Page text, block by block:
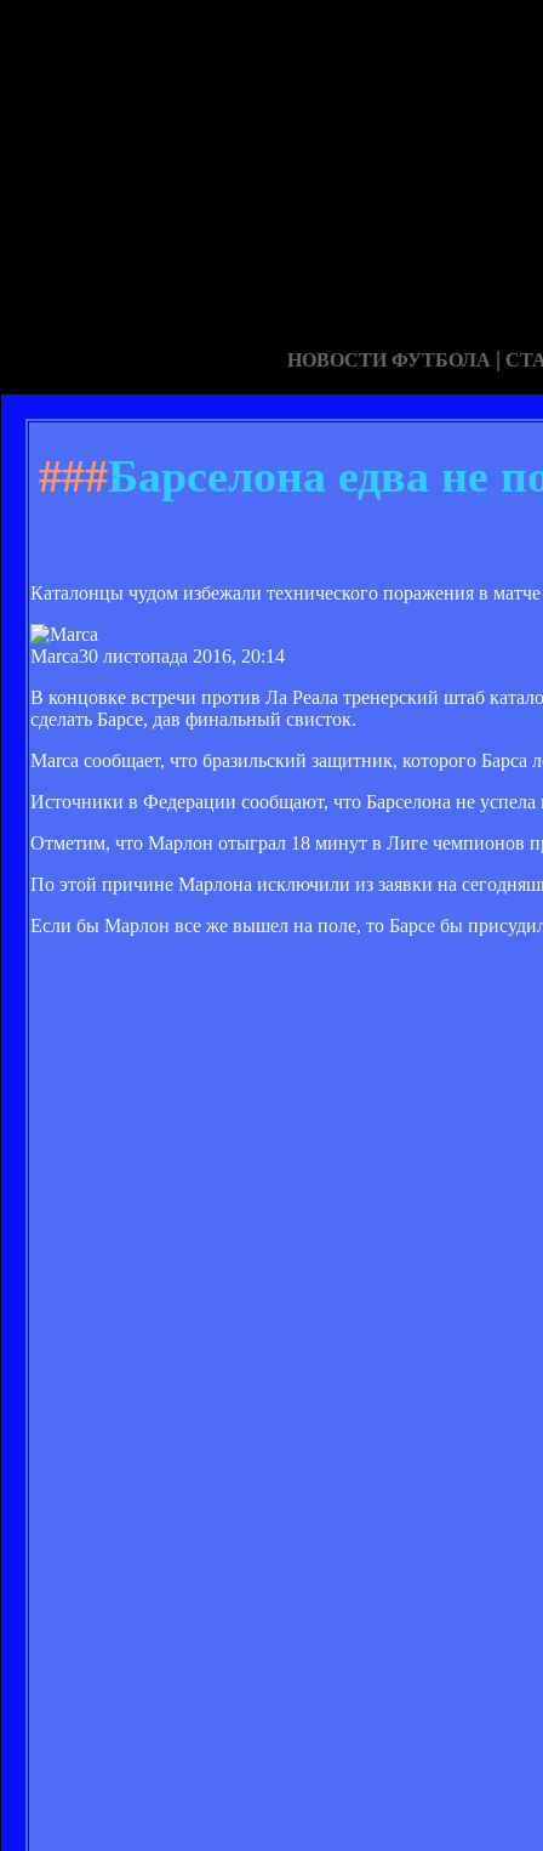
НОВОСТИ ФУТБОЛА |
###Барселона едва не
Каталонцы чудом избежали технического поражения в
Marca30 листопада 2016, 20:14
В концовке встречи против Ла Реала тренерский штаб
сделать Барсе, дав финальный свисток.
Marca сообщает, что бразильский защитник, которого
Источники в Федерации сообщают, что Барселона не
Отметим, что Марлон отыграл 18 минут в Лиге чемпионов
По этой причине Марлона исключили из заявки на
Если бы Марлон все же вышел на поле, то Барсе бы